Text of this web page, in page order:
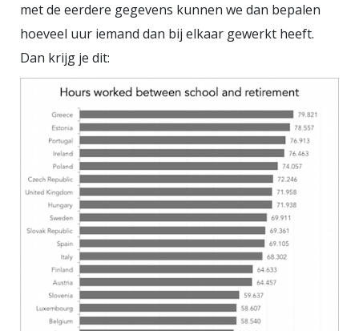
met de eerdere gegevens kunnen we dan bepalen
hoeveel uur iemand dan bij elkaar gewerkt heeft.
Dan krijg je dit: